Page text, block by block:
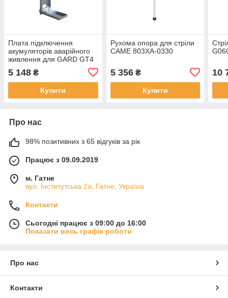
Плата підключення
акумуляторів аварійного
живлення для GARD GT4
5 148 ₴
Купити
Рухома опора для стріли
CAME 803XA-0330
5 356₴
Купити
10
Про нас
98% позитивних з 65 відгуків за рік
Працює з 09.09.2019
м. Гатне
вул. Інститутська 2а, Гатне, Україна
Контакти
Сьогодні працює з 09:00 до 16:00
Показати весь графік роботи
Про нас
Контакти